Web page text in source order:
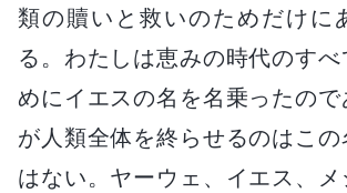
類の贖いと救いのためだけに
る。わたしは恵みの時代のす
めにイエスの名を名乗ったので
が人類全体を終らせるのはこ
はない。ヤーウェ、イエス、メ